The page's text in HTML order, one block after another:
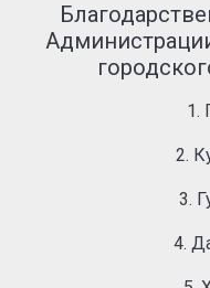
1.
2.
3.
4.